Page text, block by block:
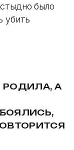
было
убить
РОДИЛА, А